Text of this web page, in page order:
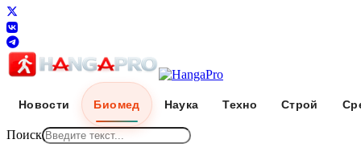
Новости Биомед Наука Техно Строй
Поиск